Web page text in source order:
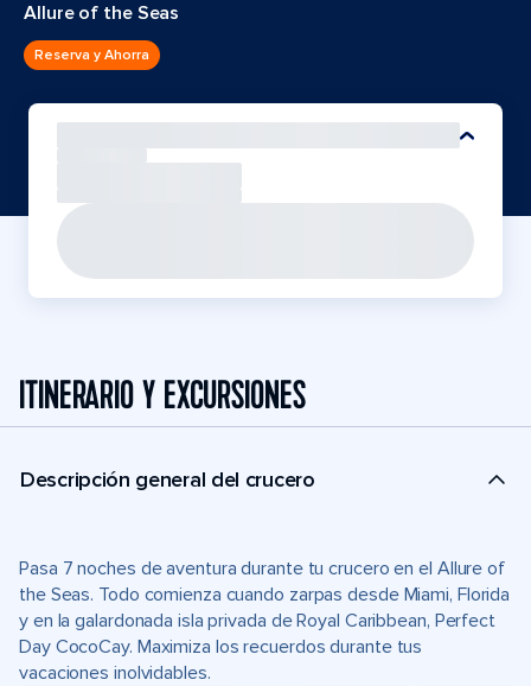
Allure of the Seas
Reserva y Ahorra
ITINERARIO Y EXCURSIONES
Descripción general del crucero
Pasa 7 noches de aventura durante tu crucero en el Allure of
the Seas. Todo comienza cuando zarpas desde Miami, Florida
y en la galardonada isla privada de Royal Caribbean, Perfect
Day CocoCay. Maximiza los recuerdos durante tus
vacaciones inolvidables.